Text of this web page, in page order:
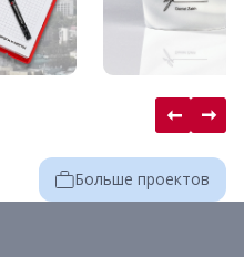
Больше проектов